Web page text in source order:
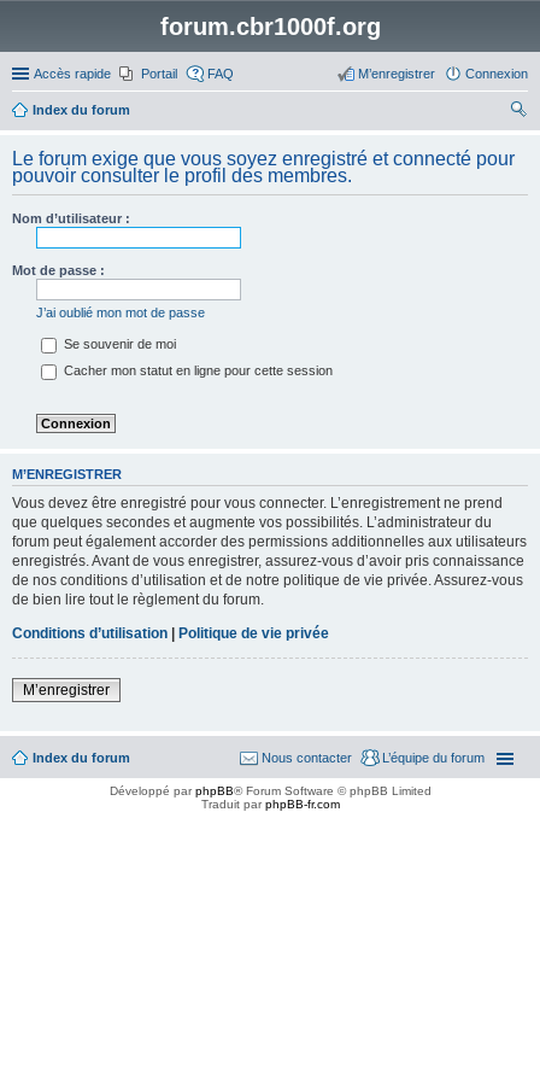
forum.cbr1000f.org
Accès rapide Portail FAQ Connexion
M’enregistrer
Index du forum
her
ch
Le forum exige que vous soyez enregistré et connecté pour
pouvoir consulter le profil des membres.
Nom d’utilisateur :
Mot de passe :
J’ai oublié mon mot de passe
Se souvenir de moi
Cacher mon statut en ligne pour cette session
M’ENREGISTRER
Vous devez être enregistré pour vous connecter. L’enregistrement ne prend
que quelques secondes et augmente vos possibilités. L’administrateur du
forum peut également accorder des permissions additionnelles aux utilisateurs
enregistrés. Avant de vous enregistrer, assurez-vous d’avoir pris connaissance
de nos conditions d’utilisation et de notre politique de vie privée. Assurez-vous
de bien lire tout le règlement du forum.
Conditions d’utilisation | Politique de vie privée
M’enregistrer
Index du forum L’équipe du forum
Nous contacter
Développé parphpBB® Forum Software © phpBB Limited
Traduit parphpBB-fr.com